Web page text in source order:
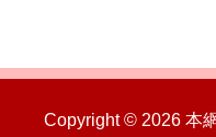
Copyright © 2026 本